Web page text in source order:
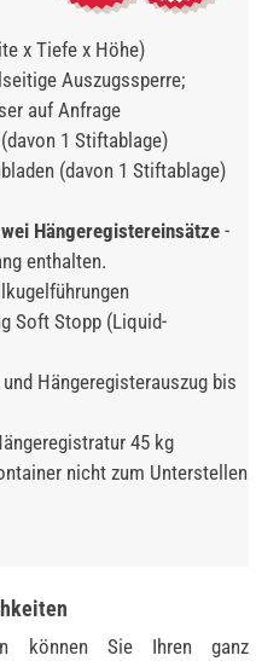
x Tiefe x Höhe)
Auszugssperre;
auf Anfrage
1 Stiftablage)
(davon 1 Stiftablage)
Hängeregistereinsätze -
enthalten.
Soft Stopp (Liquid-
Hängeregisterauszug bis
45 kg
nicht zum Unterstellen
können Sie Ihren ganz